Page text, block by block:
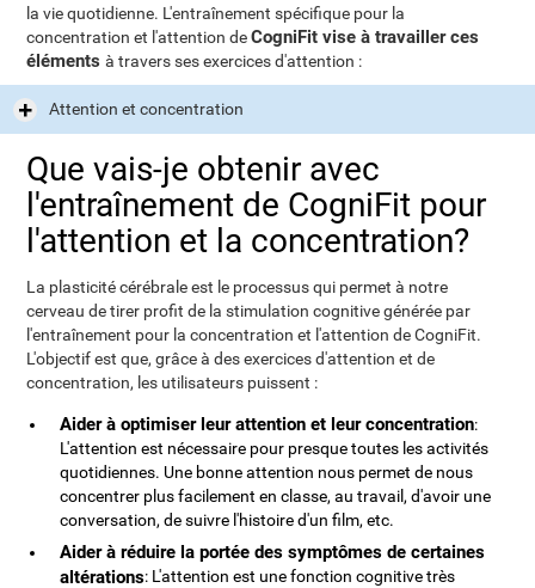
la vie quotidienne. L'entraînement spécifique pour la
concentration et l'attention deCogniFit vise à travailler ces
élémentsà travers ses exercices d'attention :
Attention et concentration
Que vais-je obtenir avec
l'entraînement de CogniFit pour
l'attention et la concentration?
La plasticité cérébrale est le processus qui permet à notre
cerveau de tirer profit de la stimulation cognitive générée par
l'entraînement pour la concentration et l'attention de CogniFit.
L'objectif est que, grâce à des exercices d'attention et de
concentration, les utilisateurs puissent :
Aider à optimiser leur attention et leur concentration:
L'attention est nécessaire pour presque toutes les activités
quotidiennes. Une bonne attention nous permet de nous
concentrer plus facilement en classe, au travail, d'avoir une
conversation, de suivre l'histoire d'un film, etc.
Aider à réduire la portée des symptômes de certaines
altérations: L'attention est une fonction cognitive très